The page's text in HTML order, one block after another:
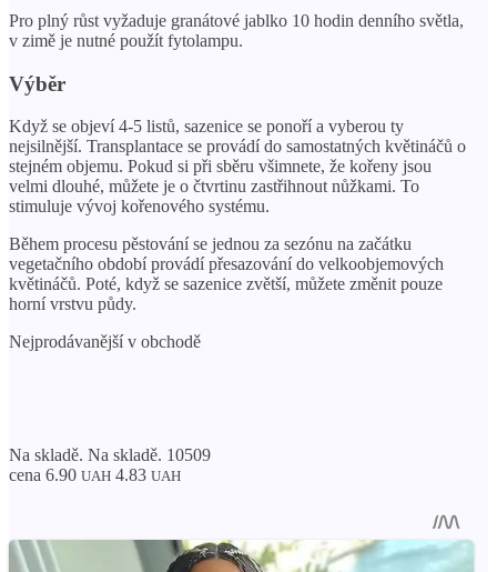
Pro plný růst vyžaduje granátové jablko 10 hodin denního světla,
v zimě je nutné použít fytolampu.
Výběr
Když se objeví 4-5 listů, sazenice se ponoří a vyberou ty
nejsilnější. Transplantace se provádí do samostatných květináčů o
stejném objemu. Pokud si při sběru všimnete, že kořeny jsou
velmi dlouhé, můžete je o čtvrtinu zastřihnout nůžkami. To
stimuluje vývoj kořenového systému.
Během procesu pěstování se jednou za sezónu na začátku
vegetačního období provádí přesazování do velkoobjemových
květináčů. Poté, když se sazenice zvětší, můžete změnit pouze
horní vrstvu půdy.
Nejprodávanější v obchodě
Na skladě. Na skladě. 10509
cena 6.90 UAH 4.83 UAH